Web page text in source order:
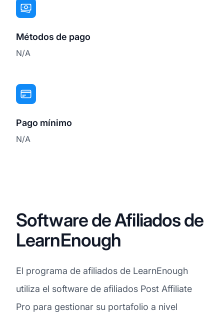
Métodos de pago
N/A
Pago mínimo
N/A
Software de Afiliados de
LearnEnough
El programa de afiliados de LearnEnough
utiliza el software de afiliados Post Affiliate
Pro para gestionar su portafolio a nivel